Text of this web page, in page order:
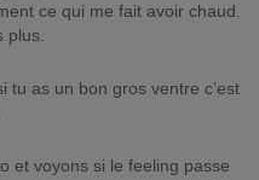
ce qui me fait avoir chaud.
plus.
tu as un bon gros ventre c’est
et voyons si le feeling passe